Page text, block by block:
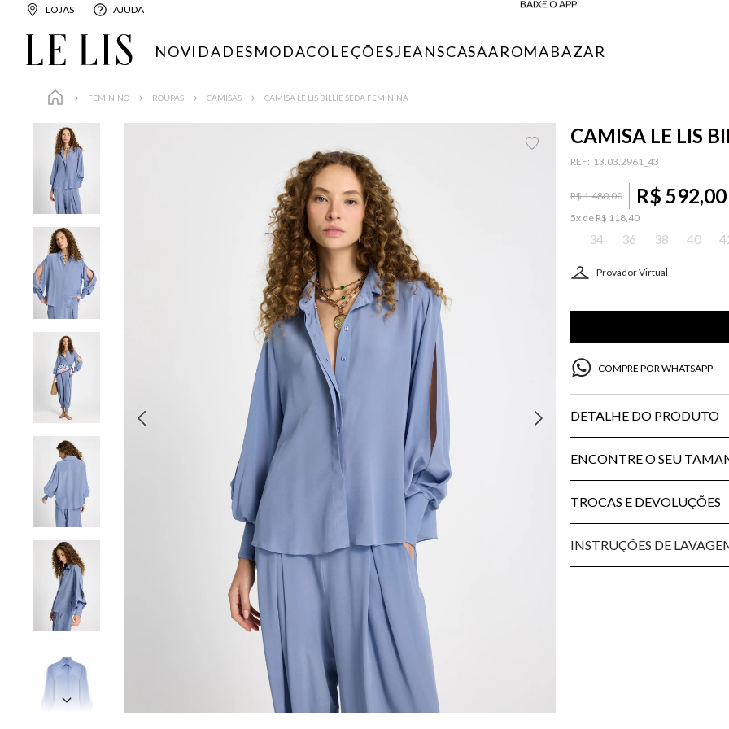
LOJAS AJUDA
10% OFF NA PRIMEIRA COMPRA*
ENTREGA EXPRESSA*
NOVIDADESMODACOLEÇÕESJEANSCASAAROMABAZAR
FEMININO ROUPAS CAMISAS CAMISA LE LIS BILLIE SEDA FEMININA
CAMISA LE LIS
: 13.03.2961_43
R$1.480,00 R$ 592,00
5x de R$ 118,40
34 36 38 40
Provador Virtual
COMPRE POR WHATSAPP
DETALHE DO PRODUTO
ENCONTRE O SEU
TROCAS E DEVOLUÇÕES
INSTRUÇÕES DE